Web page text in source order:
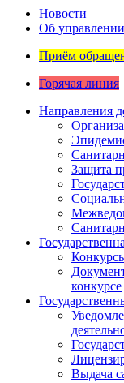
Новости
Об управлении
Приём
Горячая линия
Направления
Защита
конкурсе
Выдача